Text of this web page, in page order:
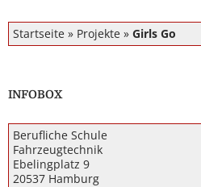
Startseite » Projekte » Girls Go
INFOBOX
Berufliche Schule
Fahrzeugtechnik
Ebelingplatz 9
20537 Hamburg